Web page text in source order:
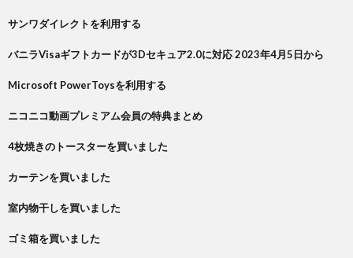
サンワダイレクトを利用する
バニラVisaギフトカードが3Dセキュア2.0に対応 2023年4月5日から
Microsoft PowerToysを利用する
ニコニコ動画プレミアム会員の特典まとめ
4枚焼きのトースターを買いました
カーテンを買いました
室内物干しを買いました
ゴミ箱を買いました